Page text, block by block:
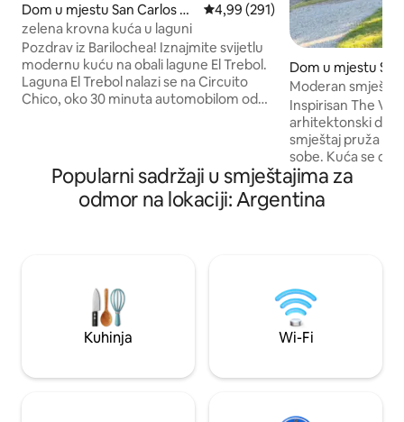
Dom u mjestu San Carlos de
Bariloche
Prosječna ocjena: 4,99 od 5,
4,99 (291)
zelena krovna kuća u laguni
Pozdrav iz Barilochea! Iznajmite svijetlu
modernu kuću na obali lagune El Trebol.
Laguna El Trebol nalazi se na Circuito
Chico, oko 30 minuta automobilom od
ljepote: - Udaljenost od Cerro
Campanario (sedmi najbolji pogled na
svijet! ) : 2 km - Udaljenost od Švicarske
javni prevoz putnika 20 minuta hoda od
kuće, a iznajmljivanje bicikla je udaljeno
20 minuta hoda. Svaka privatna soba
uključuje:. Bračni krevet (180*200). LCD
na lagunu Govorim tečni španski,
Dom u mjestu
ariloche
Moderan
skijališta Catedral
Inspirisan The
arhitektonski
smještaj pruža
sobe. Kuća se
Country Clubu u
Gutiérrez.
podrum.
dodatna kreveta
čajnom kuhinjom. Ova jedinstvena super
moderna
gostiju
Popularni sadržaji u smještajima za
odmor na lokaciji: Argentina
Kuhinja Wi-Fi